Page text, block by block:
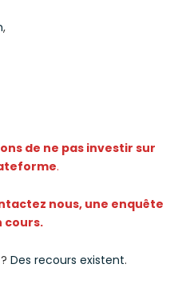
,
de ne pas investir sur
.
nous, une enquête
cours.
Des recours existent.